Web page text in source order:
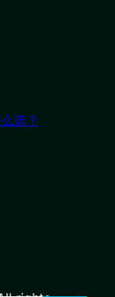
选？